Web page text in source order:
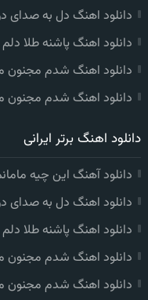
دانلود اهنگ دل به صدای
دانلود اهنگ پاشنه طلا
دانلود اهنگ شدم مجنون
دانلود اهنگ شدم مجنون
دانلود اهنگ برتر ایرانی
دانلود آهنگ این چیه
دانلود اهنگ دل به صدای
دانلود اهنگ پاشنه طلا
دانلود اهنگ شدم مجنون
دانلود اهنگ شدم مجنون